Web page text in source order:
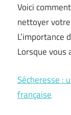
Voici
nettoyer
L’importance
Lorsque vous
Sécheresse :
française